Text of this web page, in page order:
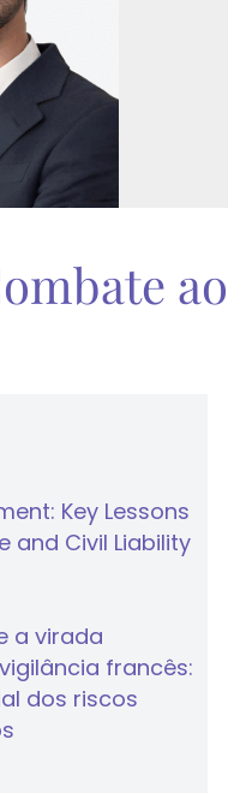
ao
Key Lessons
and Civil Liability
a virada
francês:
dos riscos